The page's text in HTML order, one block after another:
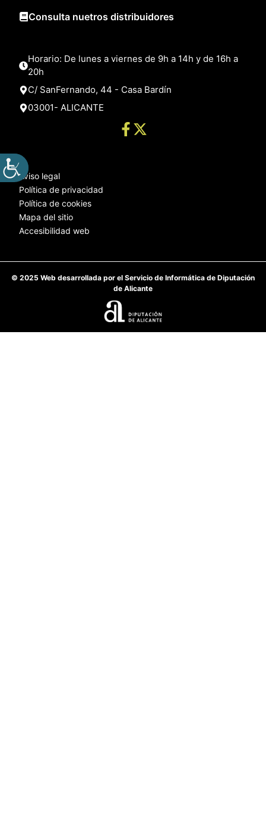
Consulta nuetros distribuidores
Horario: De lunes a viernes de 9h a 14h y de 16h a
20h
C/ SanFernando, 44 - Casa Bardín
03001- ALICANTE
Aviso legal
Política de privacidad
Política de cookies
Mapa del sitio
Accesibilidad web
© 2025 Web desarrollada por el Servicio de Informática de Diputación
de Alicante